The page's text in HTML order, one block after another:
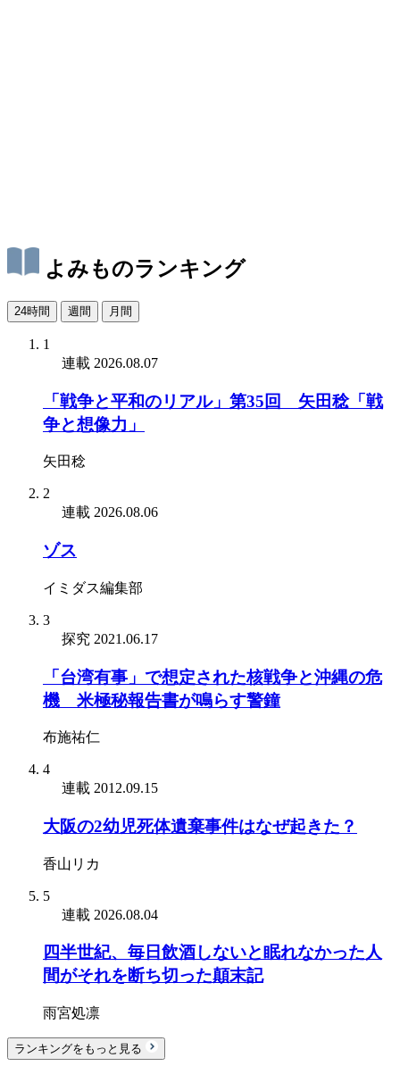
よみものランキング
24時間 週間 月間
1
連載 2026.08.07
「戦争と平和のリアル」第35回 矢田稔「戦
争と想像力」
矢田稔
2
連載 2026.08.06
ゾス
イミダス編集部
3
探究 2021.06.17
「台湾有事」で想定された核戦争と沖縄の危
機 米極秘報告書が鳴らす警鐘
布施祐仁
4
連載 2012.09.15
大阪の2幼児死体遺棄事件はなぜ起きた？
香山リカ
5
連載 2026.08.04
四半世紀、毎日飲酒しないと眠れなかった人
間がそれを断ち切った顛末記
雨宮処凛
ランキングをもっと見る